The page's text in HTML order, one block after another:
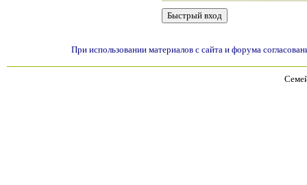
При использовании материалов с сайта и форума